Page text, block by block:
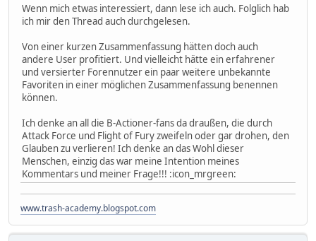
Wenn mich etwas interessiert, dann lese ich auch. Folglich hab
ich mir den Thread auch durchgelesen.
Von einer kurzen Zusammenfassung hätten doch auch
andere User profitiert. Und vielleicht hätte ein erfahrener
und versierter Forennutzer ein paar weitere unbekannte
Favoriten in einer möglichen Zusammenfassung benennen
können.
Ich denke an all die B-Actioner-fans da draußen, die durch
Attack Force und Flight of Fury zweifeln oder gar drohen, den
Glauben zu verlieren! Ich denke an das Wohl dieser
Menschen, einzig das war meine Intention meines
Kommentars und meiner Frage!!! :icon_mrgreen:
www.trash-academy.blogspot.com